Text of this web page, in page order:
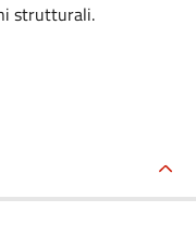
strutturali.